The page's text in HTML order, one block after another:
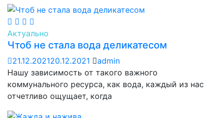
Актуально
Чтоб не стала вода деликатесом
21.12.202120.12.2021
admin
Нашу зависимость от такого важного
коммунального ресурса, как вода, каждый из нас
отчетливо ощущает, когда